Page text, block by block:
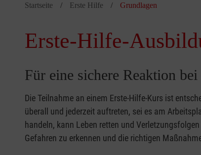
Startseite Erste Hilfe Grundlagen
Erste-Hilfe-
Für eine sichere Reaktion
Die Teilnahme an einem Erste-Hilfe-Kurs ist
überall und jederzeit auftreten, sei es am
handeln, kann Leben retten und
Gefahren zu erkennen und die richtigen